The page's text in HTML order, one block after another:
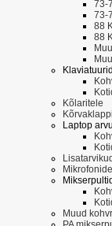
73-
73-
88
88
Kõlaritele
Laptop
Lisatarvikud
Muud